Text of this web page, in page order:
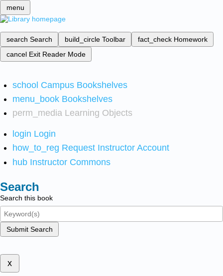
menu
search Search build_circle Toolbar fact_check Homework
cancel Exit Reader Mode
school Campus Bookshelves
menu_book Bookshelves
perm_media Learning Objects
login Login
how_to_reg Request Instructor Account
hub Instructor Commons
Search
Search this book
Submit Search
x